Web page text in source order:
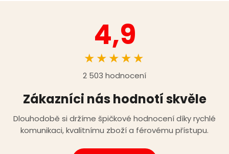
4,9
★★★★★
2 503 hodnocení
Zákazníci nás hodnotí skvěle
Dlouhodobě si držíme špičkové hodnocení díky rychlé
komunikaci, kvalitnímu zboží a férovému přístupu.